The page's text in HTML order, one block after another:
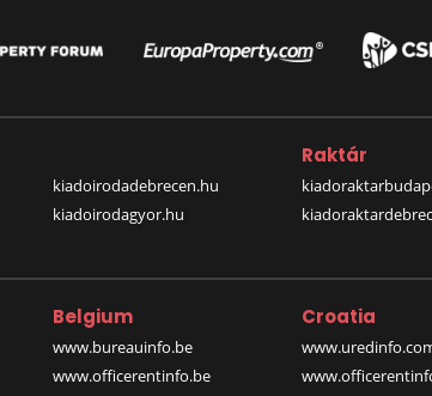
kiadoirodadebrecen.hu
kiadoirodagyor.hu
Raktár
Belgium
www.bureauinfo.be
www.officerentinfo.be
Croatia